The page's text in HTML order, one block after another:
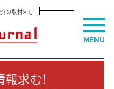
の取材メモ
求む！
MENU